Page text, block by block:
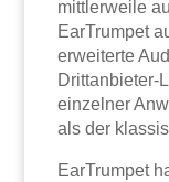
mittlerweile
EarTrumpet
erweiterte
Drittanbieter-
einzelner
als der
EarTrumpet